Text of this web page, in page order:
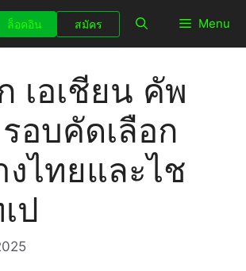
Menu
ล็อคอิน สมัคร
เอเชียน คัพ
อบคัดเลือก
งไทยและไช
ป